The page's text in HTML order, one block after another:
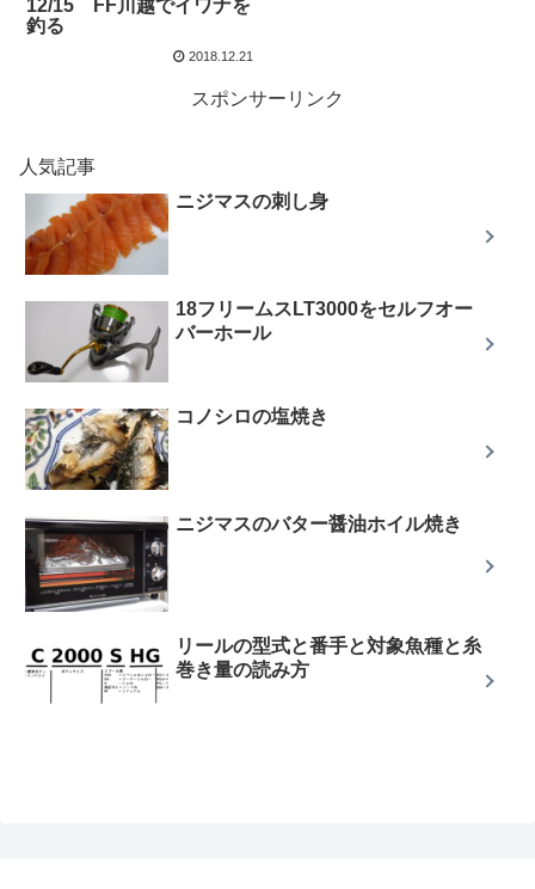
12/15 FF川越でイワナを
釣る
2018.12.21
スポンサーリンク
人気記事
ニジマスの刺し身
18フリームスLT3000をセルフオー
バーホール
コノシロの塩焼き
ニジマスのバター醤油ホイル焼き
リールの型式と番手と対象魚種と糸
巻き量の読み方